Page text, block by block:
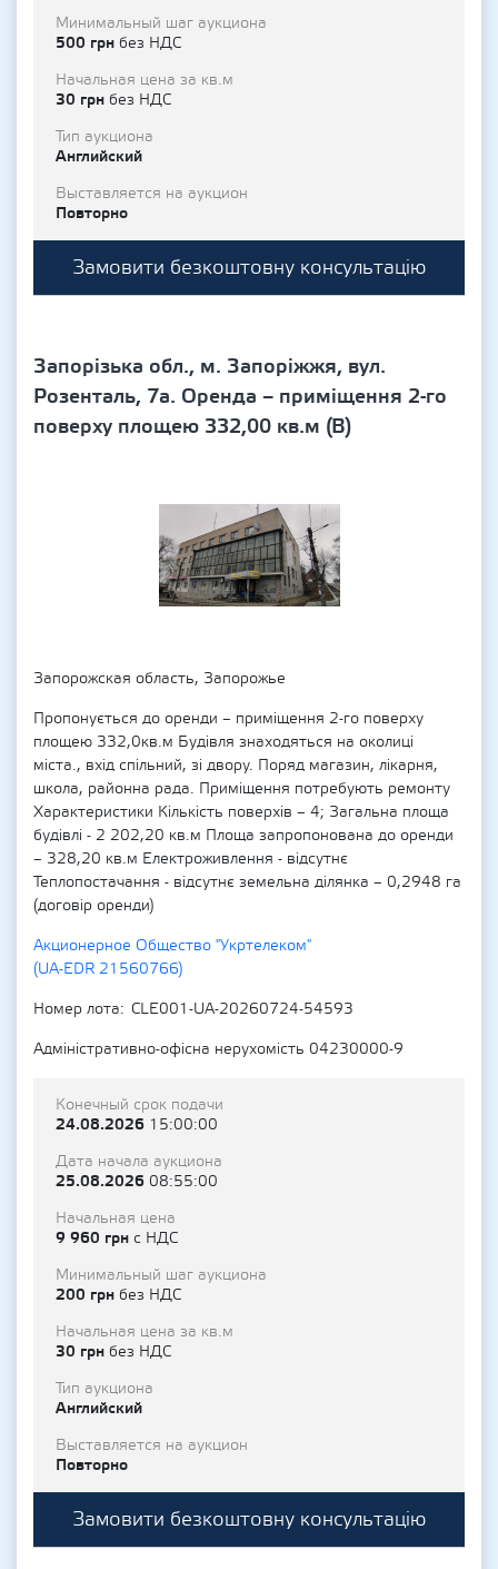
Минимальный шаг аукциона
500 грн без НДС
Начальная цена за кв.м
30 грн без НДС
Тип аукциона
Английский
Выставляется на аукцион
Повторно
Замовити безкоштовну консультацію
Запорізька обл., м. Запоріжжя, вул.
Розенталь, 7а. Оренда – приміщення 2-го
поверху площею 332,00 кв.м (В)
Запорожская область, Запорожье
Пропонується до оренди – приміщення 2-го поверху
площею 332,0кв.м Будівля знаходяться на околиці
міста., вхід спільний, зі двору. Поряд магазин, лікарня,
школа, районна рада. Приміщення потребують ремонту
Характеристики Кількість поверхів – 4; Загальна площа
будівлі - 2 202,20 кв.м Площа запропонована до оренди
– 328,20 кв.м Електроживлення - відсутнє
Теплопостачання - відсутнє земельна ділянка – 0,2948 га
(договір оренди)
Акционерное Общество "Укртелеком"
(UA-EDR 21560766)
Номер лота
CLE001-UA-20260724-54593
Адміністративно-офісна нерухомість 04230000-9
Конечный срок подачи
24.08.2026 15:00:00
Дата начала аукциона
25.08.2026 08:55:00
Начальная цена
9 960 грн с НДС
Минимальный шаг аукциона
200 грн без НДС
Начальная цена за кв.м
30 грн без НДС
Тип аукциона
Английский
Выставляется на аукцион
Повторно
Замовити безкоштовну консультацію